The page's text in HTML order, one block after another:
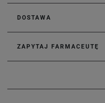
DOSTAWA
ZAPYTAJ FARMACEUTĘ